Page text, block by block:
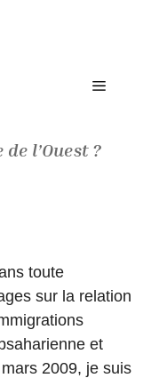
Menu
l’Ouest ?
toute
sur la relation
et
2009, je suis